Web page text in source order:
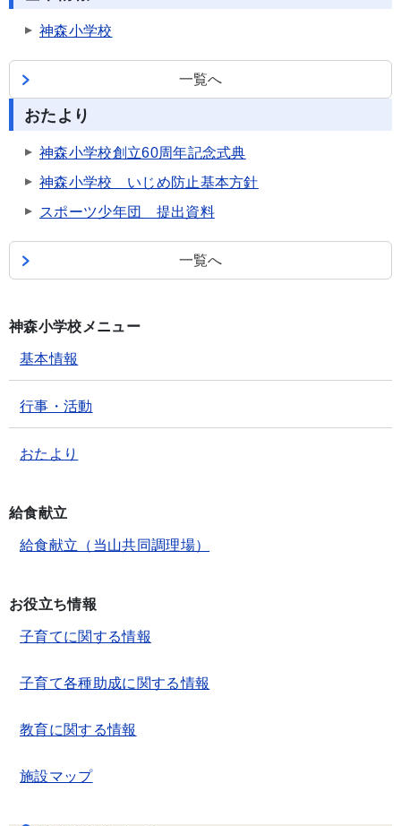
神森小学校
一覧へ
おたより
神森小学校創立60周年記念式典
神森小学校 いじめ防止基本方針
スポーツ少年団 提出資料
一覧へ
神森小学校メニュー
基本情報
行事・活動
おたより
給食献立
給食献立（当山共同調理場）
お役立ち情報
子育てに関する情報
子育て各種助成に関する情報
教育に関する情報
施設マップ